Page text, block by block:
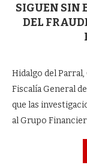
SIGUEN SIN
DEL
Hidalgo del Parral,
Fiscalía General
que las
al Grupo